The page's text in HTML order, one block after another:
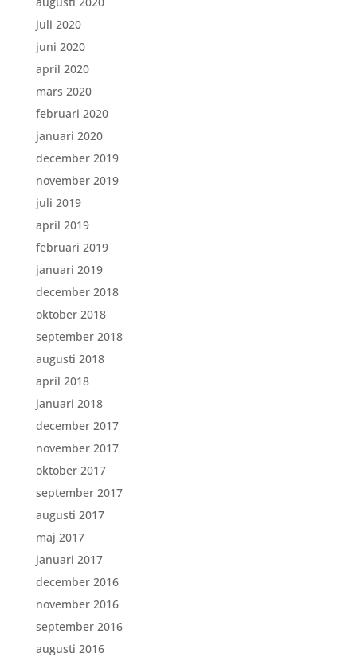
juli 2020
juni 2020
april 2020
mars 2020
februari 2020
januari 2020
december 2019
november 2019
juli 2019
april 2019
februari 2019
januari 2019
december 2018
oktober 2018
september 2018
augusti 2018
april 2018
januari 2018
december 2017
november 2017
oktober 2017
september 2017
augusti 2017
maj 2017
januari 2017
december 2016
november 2016
september 2016
augusti 2016